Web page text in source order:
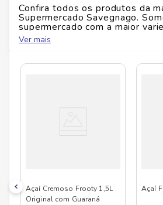
Confira todos os produtos da
Supermercado Savegnago.
supermercado com a maior
do Brasil!
de produtos FROOTY, confira
Ver mais
Açaí Cremoso Frooty 1,5L
Original com Guaraná
Açaí